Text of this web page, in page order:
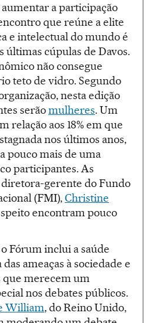
a participação
que reúne a elite
e intelectual do mundo é
últimas cúpulas de Davos.
não consegue
teto de vidro. Segundo
nesta edição
serãomulheres. Um
relação aos 18% em que
nos últimos anos,
pouco mais de uma
participantes. As
gerente do Fundo
(FMI),Christine
encontram pouco
Fórum inclui a saúde
ameaças à sociedade e
que merecem um
nos debates públicos.
William, do Reino Unido,